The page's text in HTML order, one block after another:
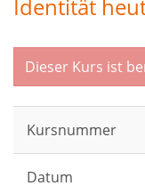
Identität
Dieser Kurs ist
Kursnummer
Datum